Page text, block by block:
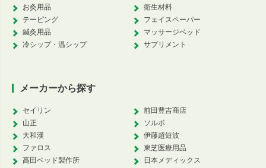
お灸用品
テーピング
鍼灸用品
冷シップ・温シップ
衛生材料
フェイスペーパー
マッサージベッド
サプリメント
メーカーから探す
セイリン
山正
大和漢
ファロス
高田ベッド製作所
前田豊吉商店
ソルボ
伊藤超短波
東芝医療用品
日本メディックス